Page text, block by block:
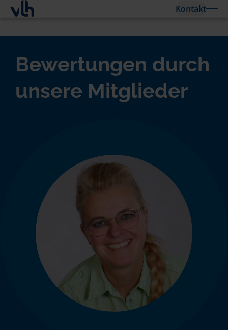
Kontakt
Bewertungen durch
unsere Mitglieder